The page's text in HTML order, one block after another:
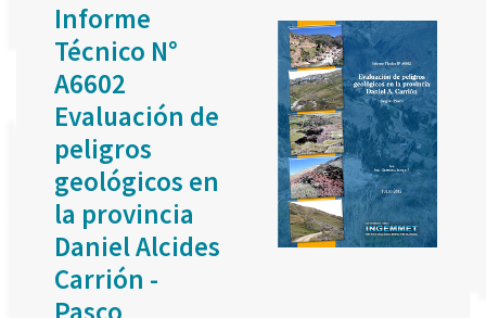
Informe
Técnico N°
A6602
Evaluación de
peligros
geológicos en
la provincia
Daniel Alcides
Carrión -